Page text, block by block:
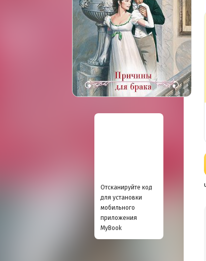
Отсканируйте код
для установки
мобильного
приложения
MyBook